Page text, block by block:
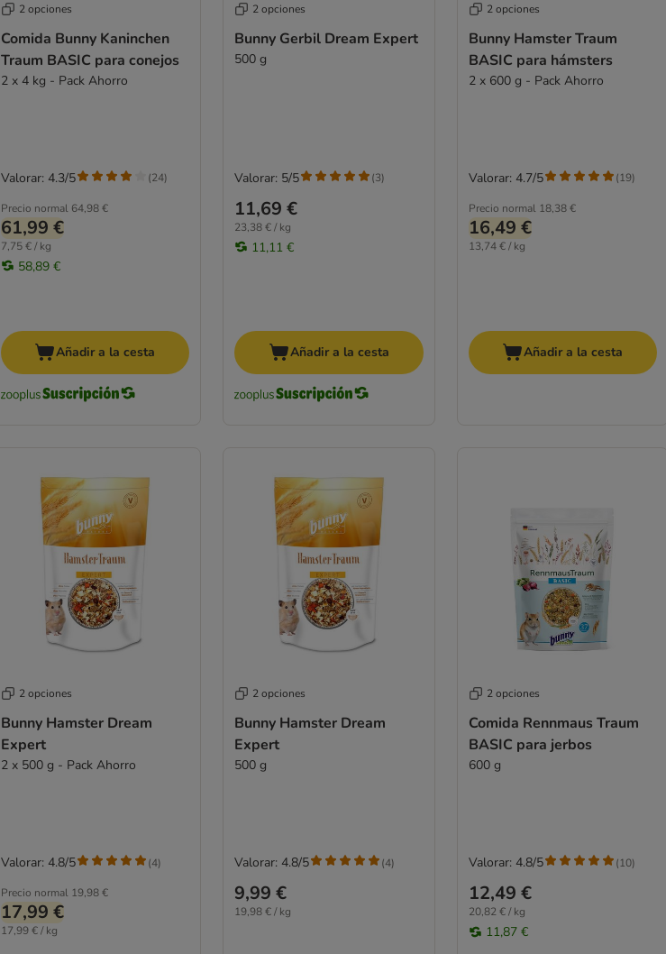
2 opciones
Comida Bunny Kaninchen
Traum BASIC para conejos
2 x 4 kg - Pack Ahorro
Precio normal 64,98 €
61,99 €
7,75 € / kg
58,89 €
Valorar: 4.3/5 (24)
Añadir a la cesta
2 opciones
Bunny Gerbil Dream Expert
500 g
11,69 €
23,38 € / kg
11,11 €
Valorar: 5/5 (3)
Añadir a la cesta
2 opciones
Bunny Hamster Traum
BASIC para hámsters
2 x 600 g - Pack Ahorro
Precio normal 18,38 €
16,49 €
13,74 € / kg
Valorar: 4.7/5 (19)
Añadir a la cesta
2 opciones
Bunny Hamster Dream
Expert
2 x 500 g - Pack Ahorro
Precio normal 19,98 €
17,99 €
17,99 € / kg
Valorar: 4.8/5 (4)
2 opciones
Bunny Hamster Dream
Expert
500 g
9,99 €
19,98 € / kg
Valorar: 4.8/5 (4)
2 opciones
Comida Rennmaus Traum
BASIC para jerbos
600 g
12,49 €
20,82 € / kg
11,87 €
Valorar: 4.8/5 (10)